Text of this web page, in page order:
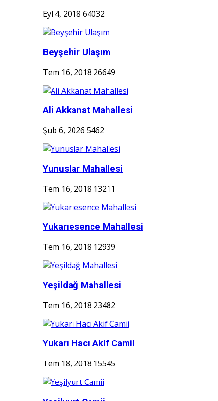
Eyl 4, 2018 64032
Beyşehir Ulaşım
Tem 16, 2018 26649
Ali Akkanat Mahallesi
Şub 6, 2026 5462
Yunuslar Mahallesi
Tem 16, 2018 13211
Yukarıesence Mahallesi
Tem 16, 2018 12939
Yeşildağ Mahallesi
Tem 16, 2018 23482
Yukarı Hacı Akif Camii
Tem 18, 2018 15545